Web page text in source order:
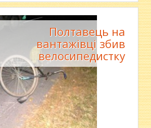
Полтавець на
вантажівці збив
велосипедистку